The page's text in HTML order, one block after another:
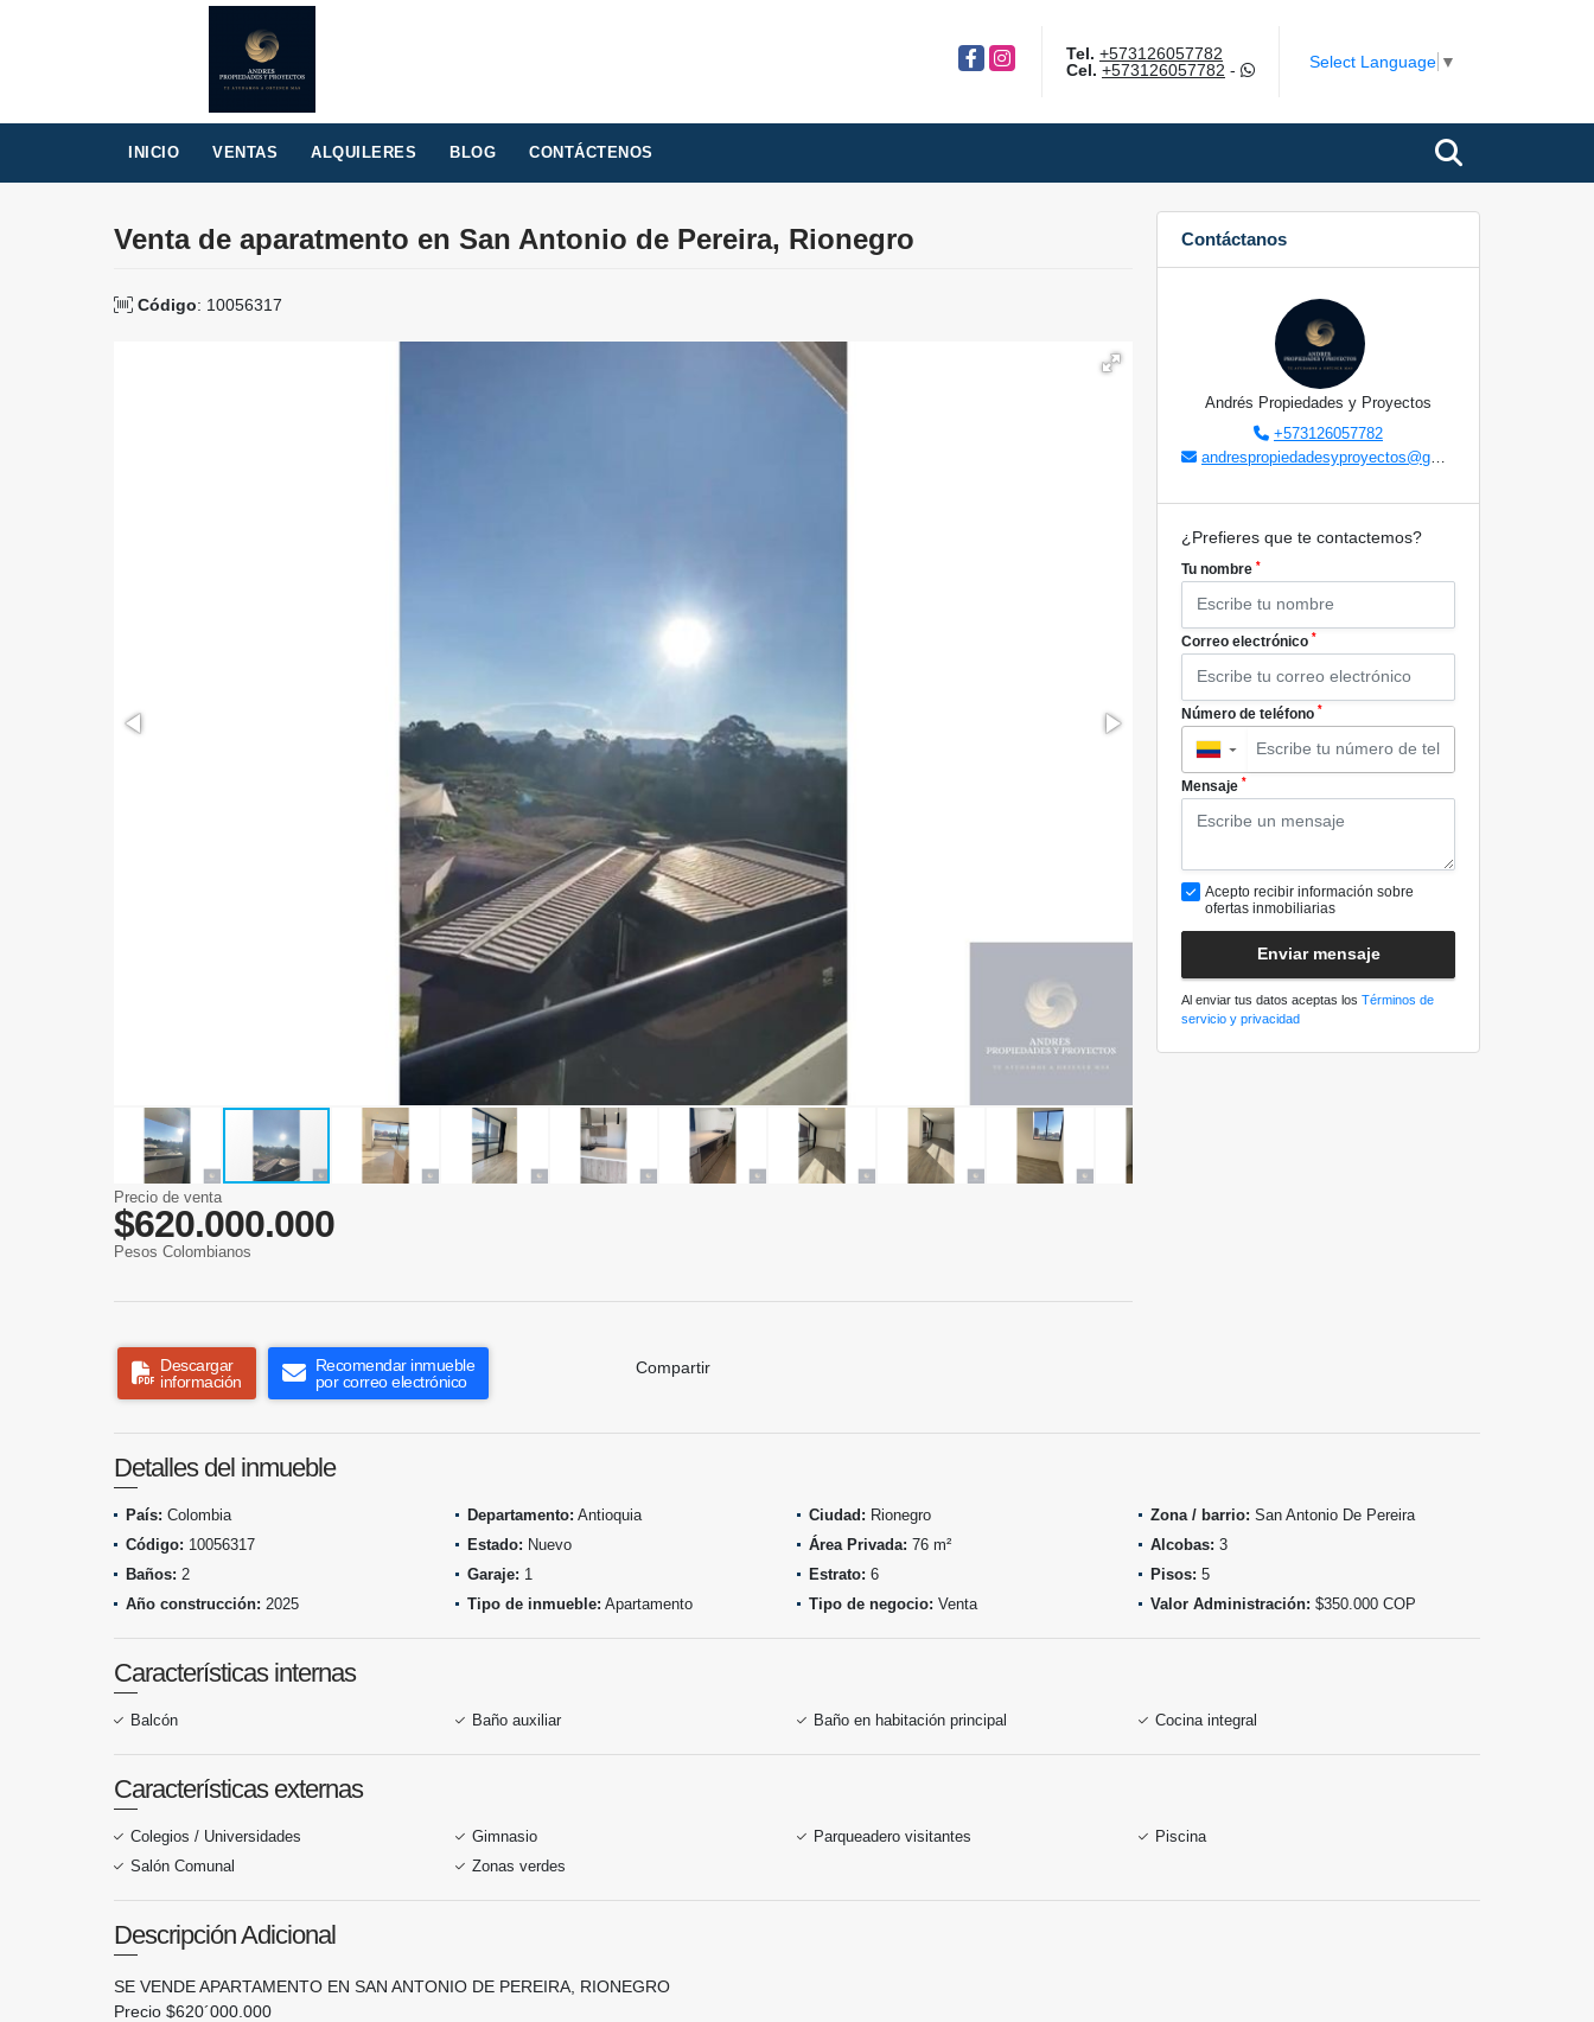
FacebookInstagram Tel. +573126057782
Cel. +573126057782 - Select Language ▼
INICIO VENTAS ALQUILERES BLOG CONTÁCTENOS
Venta de aparatmento en San Antonio de Pereira, Rionegro
Código: 10056317
Precio de venta
$620.000.000
Pesos Colombianos
Descargar
información
Recomendar inmueble
por correo electrónico
Compartir
Contáctanos
Andrés Propiedades y Proyectos
+573126057782
andrespropiedadesyproyectos@gmail.com
¿Prefieres que te contactemos?
Tu nombre *
Correo electrónico *
Número de teléfono *
▼
Mensaje *
Acepto recibir información sobre
ofertas inmobiliarias
Enviar mensaje
Al enviar tus datos aceptas los Términos de
servicio y privacidad
Detalles del inmueble
País: Colombia Departamento: Antioquia Ciudad: Rionegro Zona / barrio: San Antonio De Pereira
Código: 10056317 Estado: Nuevo Área Privada: 76 m² Alcobas: 3
Baños: 2 Garaje: 1 Estrato: 6 Pisos: 5
Año construcción: 2025 Tipo de inmueble: Apartamento Tipo de negocio: Venta Valor Administración: $350.000 COP
Características internas
Balcón Baño auxiliar Baño en habitación principal Cocina integral
Características externas
Colegios / Universidades Gimnasio Parqueadero visitantes
Piscina
Salón Comunal
Zonas verdes
Descripción Adicional
SE VENDE APARTAMENTO EN SAN ANTONIO DE PEREIRA, RIONEGRO
Precio $620´000.000